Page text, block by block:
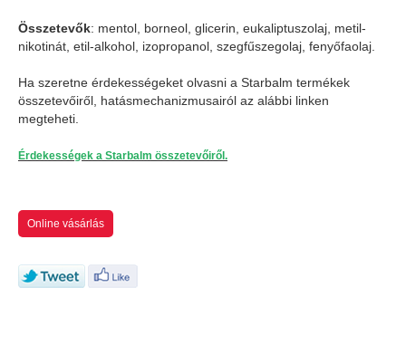
Összetevők: mentol, borneol, glicerin, eukaliptuszolaj, metil-
nikotinát, etil-alkohol, izopropanol, szegfűszegolaj, fenyőfaolaj.
Ha szeretne érdekességeket olvasni a Starbalm termékek
összetevőiről, hatásmechanizmusairól az alábbi linken
megteheti.
Érdekességek a Starbalm összetevőiről.
Online vásárlás